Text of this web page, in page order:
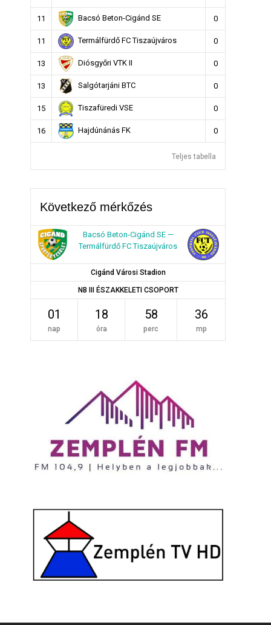
11 Bacsó Beton-Cigánd SE 0
11 Termálfürdő FC Tiszaújváros 0
13 Diósgyőri VTK II 0
13 Salgótarjáni BTC 0
15 Tiszafüredi VSE 0
16 Hajdúnánás FK 0
Teljes tabella
Következő mérkőzés
Bacsó Beton-Cigánd SE —
Termálfürdő FC Tiszaújváros
Cigánd Városi Stadion
NB III ÉSZAKKELETI CSOPORT
01
nap
18
óra
58
perc
36
mp